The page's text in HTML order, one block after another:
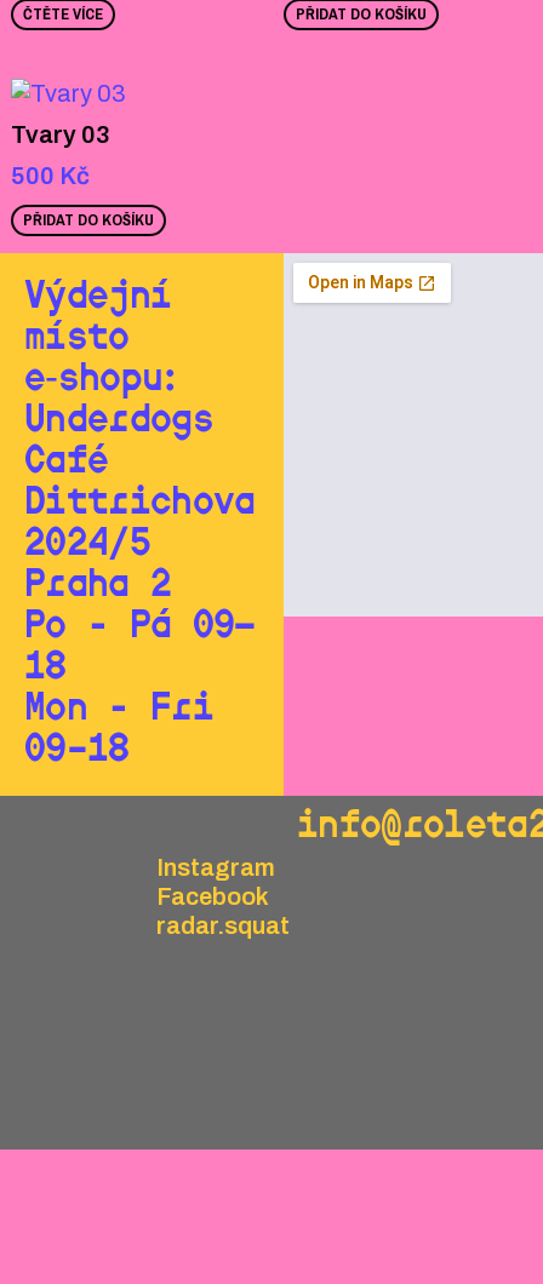
ČTĚTE VÍCE PŘIDAT DO KOŠÍKU
Tvary 03
500 Kč
PŘIDAT DO KOŠÍKU
Výdejní
místo
e‑shopu:
Underdogs
Café
Dittrichova
2024/5
Praha 2
Po - Pá 09—
18
Mon - Fri
09–18
Instagram
Facebook
radar.squat